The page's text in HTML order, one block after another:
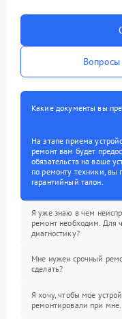
Какие документы вы
На этапе приема
ремонт вам будет
обязательств на ваше
по ремонту техники, вы
гарантийный талон.
Я уже знаю в чем
ремонт необходим. Для
диагностику?
Мне нужен срочный
сделать?
Я хочу, чтобы мое
ремонтировали при мне.